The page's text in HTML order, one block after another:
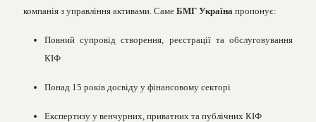
компанія з управління активами. Саме БМГ Україна пропонує:
Повний супровід створення, реєстрації та обслуговування
КІФ
Понад 15 років досвіду у фінансовому секторі
Експертизу у венчурних, приватних та публічних КІФ